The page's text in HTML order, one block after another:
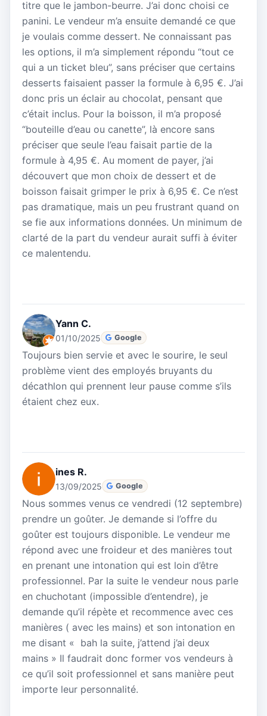
titre que le jambon-beurre. J’ai donc choisi ce
panini. Le vendeur m’a ensuite demandé ce que
je voulais comme dessert. Ne connaissant pas
les options, il m’a simplement répondu “tout ce
qui a un ticket bleu”, sans préciser que certains
desserts faisaient passer la formule à 6,95 €. J’ai
donc pris un éclair au chocolat, pensant que
c’était inclus. Pour la boisson, il m’a proposé
“bouteille d’eau ou canette”, là encore sans
préciser que seule l’eau faisait partie de la
formule à 4,95 €. Au moment de payer, j’ai
découvert que mon choix de dessert et de
boisson faisait grimper le prix à 6,95 €. Ce n’est
pas dramatique, mais un peu frustrant quand on
se fie aux informations données. Un minimum de
clarté de la part du vendeur aurait suffi à éviter
ce malentendu.
Yann C.
01/10/2025 Google
Toujours bien servie et avec le sourire, le seul
problème vient des employés bruyants du
décathlon qui prennent leur pause comme s’ils
étaient chez eux.
ines R.
13/09/2025 Google
Nous sommes venus ce vendredi (12 septembre)
prendre un goûter. Je demande si l’offre du
goûter est toujours disponible. Le vendeur me
répond avec une froideur et des manières tout
en prenant une intonation qui est loin d’être
professionnel. Par la suite le vendeur nous parle
en chuchotant (impossible d’entendre), je
demande qu’il répète et recommence avec ces
manières ( avec les mains) et son intonation en
me disant « bah la suite, j’attend j’ai deux
mains » Il faudrait donc former vos vendeurs à
ce qu’il soit professionnel et sans manière peut
importe leur personnalité.